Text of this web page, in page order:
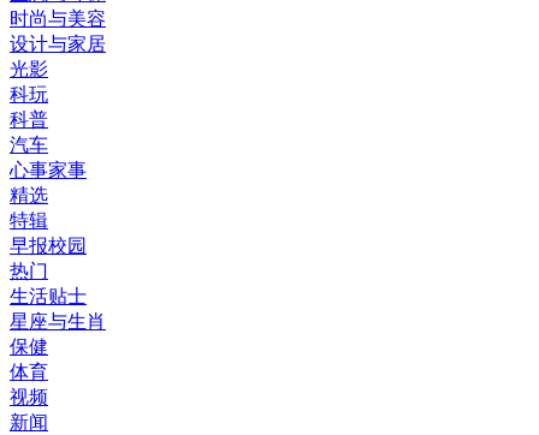
时尚与美容
设计与家居
光影
科玩
科普
汽车
心事家事
精选
特辑
早报校园
热门
生活贴士
星座与生肖
保健
体育
视频
新闻